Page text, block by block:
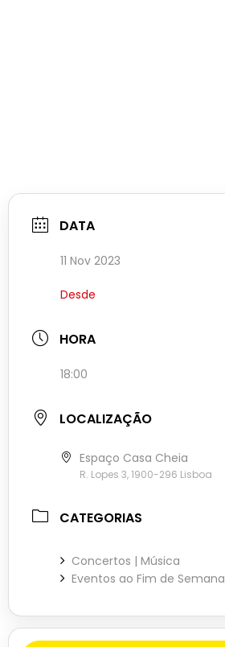
DATA
11 Nov 2023
Desde
HORA
18:00
LOCALIZAÇÃO
Espaço Casa Cheia
R. Lopes 3, 1900-296 Lisboa
CATEGORIAS
Concertos | Música
Eventos ao Fim de Semana